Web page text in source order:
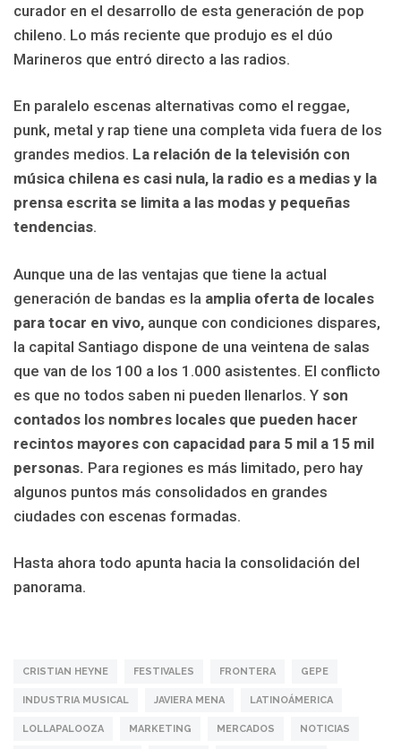
curador en el desarrollo de esta generación de pop
chileno. Lo más reciente que produjo es el dúo
Marineros que entró directo a las radios.
En paralelo escenas alternativas como el reggae,
punk, metal y rap tiene una completa vida fuera de los
grandes medios. La relación de la televisión con
música chilena es casi nula, la radio es a medias y la
prensa escrita se limita a las modas y pequeñas
tendencias.
Aunque una de las ventajas que tiene la actual
generación de bandas es la amplia oferta de locales
para tocar en vivo, aunque con condiciones dispares,
la capital Santiago dispone de una veintena de salas
que van de los 100 a los 1.000 asistentes. El conflicto
es que no todos saben ni pueden llenarlos. Y son
contados los nombres locales que pueden hacer
recintos mayores con capacidad para 5 mil a 15 mil
personas. Para regiones es más limitado, pero hay
algunos puntos más consolidados en grandes
ciudades con escenas formadas.
Hasta ahora todo apunta hacia la consolidación del
panorama.
CRISTIAN HEYNE FESTIVALES FRONTERA GEPE
INDUSTRIA MUSICAL JAVIERA MENA LATINOÁMERICA
LOLLAPALOOZA MARKETING MERCADOS NOTICIAS